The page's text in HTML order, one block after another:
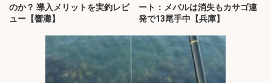
のか？ 導入メリットを実釣レビ
ュー【響灘】
ート：メバルは消失もカサゴ連
発で13尾手中【兵庫】